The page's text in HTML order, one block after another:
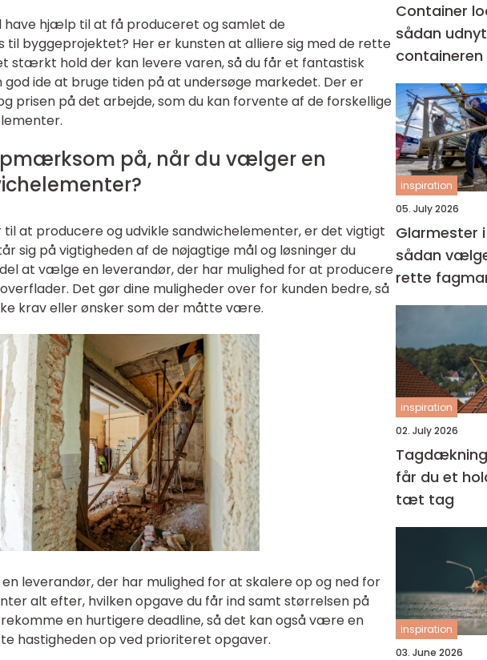
have hjælp til at få produceret og samlet de
til byggeprojektet? Her er kunsten at alliere sig med de rette
stærkt hold der kan levere varen, så du får et fantastisk
ide at bruge tiden på at undersøge markedet. Der er
prisen på det arbejde, som du kan forvente af de forskellige
på, når du vælger en
at producere og udvikle sandwichelementer, er det vigtigt
sig på vigtigheden af de nøjagtige mål og løsninger du
at vælge en leverandør, der har mulighed for at producere
Det gør dine muligheder over for kunden bedre, så
krav eller ønsker som der måtte være.
leverandør, der har mulighed for at skalere op og ned for
alt efter, hvilken opgave du får ind samt størrelsen på
en hurtigere deadline, så det kan også være en
hastigheden op ved prioriteret opgaver.
Container
sådan
inspiration
05. July 2026
Glarmester
sådan
rette
glasopgaver
inspiration
02. July 2026
Tagdækning
får du et
tæt tag
inspiration
03. June 2026